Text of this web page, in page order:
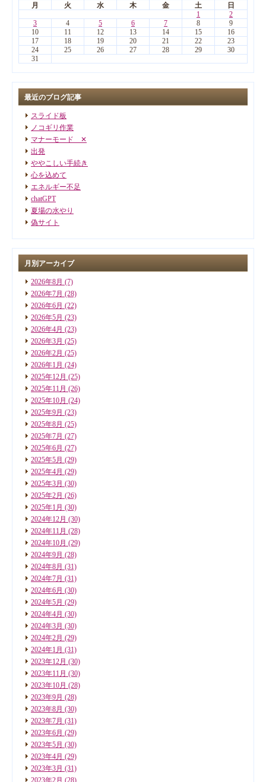
月
火 水 木 金 土
日
1
2
3
4 5 6 7 8
9
10
11 12 13 14 15
16
17
18 19 20 21 22
23
24
25 26 27 28 29
30
31
最近のブログ記事
スライド板
ノコギリ作業
マナーモード ✕
出発
ややこしい手続き
心を込めて
エネルギー不足
chatGPT
夏場の水やり
偽サイト
月別アーカイブ
2026年8月 (7)
2026年7月 (28)
2026年6月 (22)
2026年5月 (23)
2026年4月 (23)
2026年3月 (25)
2026年2月 (25)
2026年1月 (24)
2025年12月 (25)
2025年11月 (26)
2025年10月 (24)
2025年9月 (23)
2025年8月 (25)
2025年7月 (27)
2025年6月 (27)
2025年5月 (29)
2025年4月 (29)
2025年3月 (30)
2025年2月 (26)
2025年1月 (30)
2024年12月 (30)
2024年11月 (28)
2024年10月 (29)
2024年9月 (28)
2024年8月 (31)
2024年7月 (31)
2024年6月 (30)
2024年5月 (29)
2024年4月 (30)
2024年3月 (30)
2024年2月 (29)
2024年1月 (31)
2023年12月 (30)
2023年11月 (30)
2023年10月 (28)
2023年9月 (28)
2023年8月 (30)
2023年7月 (31)
2023年6月 (29)
2023年5月 (30)
2023年4月 (29)
2023年3月 (31)
2023年2月 (28)